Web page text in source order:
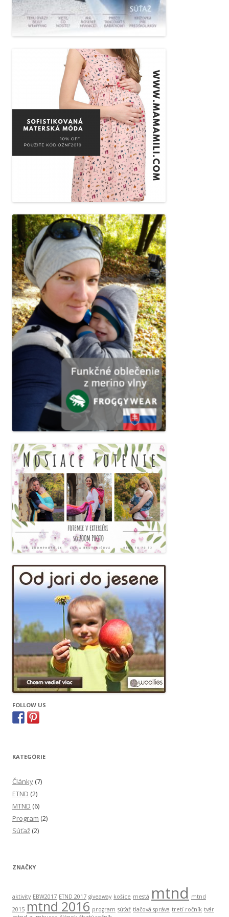
FOLLOW US
KATEGÓRIE
Články (7)
ETND (2)
MTND (6)
Program (2)
Súťaž (2)
ZNAČKY
aktivity EBW2017 ETND 2017 giveaway košice mestá mtnd mtnd
2015 mtnd 2016 program súťaž tlačová správa tretí ročník tvár